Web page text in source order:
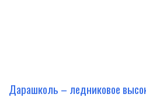
Дарашколь – ледниковое